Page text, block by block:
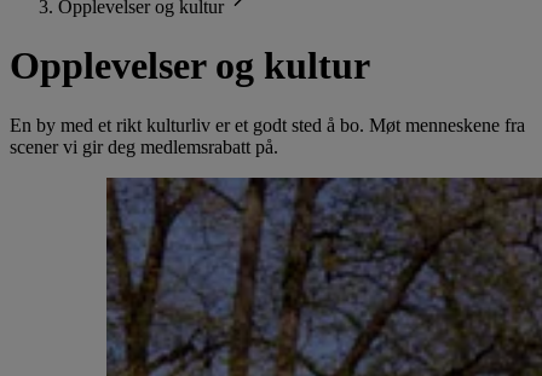
Opplevelser og kultur
Opplevelser og kultur
En by med et rikt kulturliv er et godt sted å bo. Møt menneskene fra
scener vi gir deg medlemsrabatt på.